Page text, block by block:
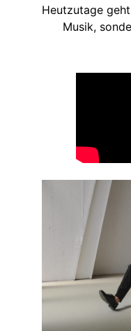
Heutzutage
Musik,